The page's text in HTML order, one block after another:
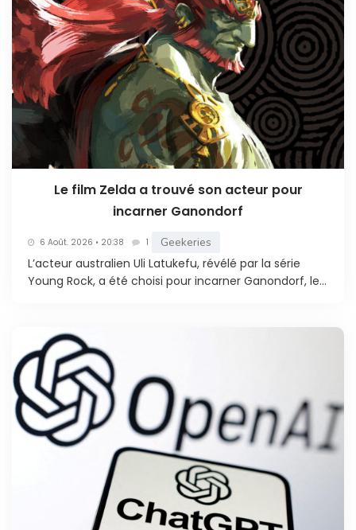
Le film Zelda a trouvé son acteur pour
incarner Ganondorf
6 Août. 2026 • 20:38 1 Geekeries
L’acteur australien Uli Latukefu, révélé par la série
Young Rock, a été choisi pour incarner Ganondorf, le...